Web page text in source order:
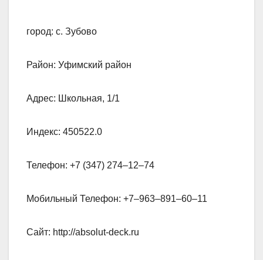
город: с. Зубово
Район: Уфимский район
Адрес: Школьная, 1/1
Индекс: 450522.0
Телефон: +7 (347) 274‒12‒74
Мобильный Телефон: +7‒963‒891‒60‒11
Сайт: http://absolut-deck.ru